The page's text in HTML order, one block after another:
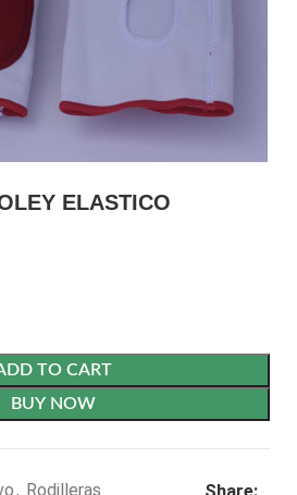
ELASTICO
TO CART
BUY NOW
, Rodilleras Share: